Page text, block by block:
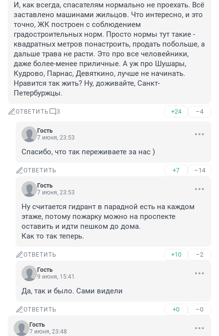
И, как всегда, спасателям нормально не проехать. Всё
заставлено машинами жильцов. Что интересно, и это
точно, ЖК построен с соблюдением
градостроительных норм. Просто нормы тут такие -
квадратных метров понастроить, продать побольше, а
дальше трава не расти. Это про все человейники,
даже более-менее приличные. А уж про Шушары,
Кудрово, Парнас, Девяткино, лучше не начинать.
Нравится так жить? Ну, доживайте, Санкт-
Петербуржцы.
ОТВЕТИТЬ 3 +24 –4
Гость
7 июня, 23:53
Спасибо, что так переживаете за нас )
ОТВЕТИТЬ +7 –14
Гость
7 июня, 23:53
Ну считается гидрант в парадной есть на каждом
этаже, потому пожарку можно на проспекте
оставить и идти пешком до дома.
Как то так теперь.
ОТВЕТИТЬ +10 –2
Гость
9 июня, 15:41
Да, так и было. Сами видели
ОТВЕТИТЬ +0 –0
Гость
7 июня, 23:48